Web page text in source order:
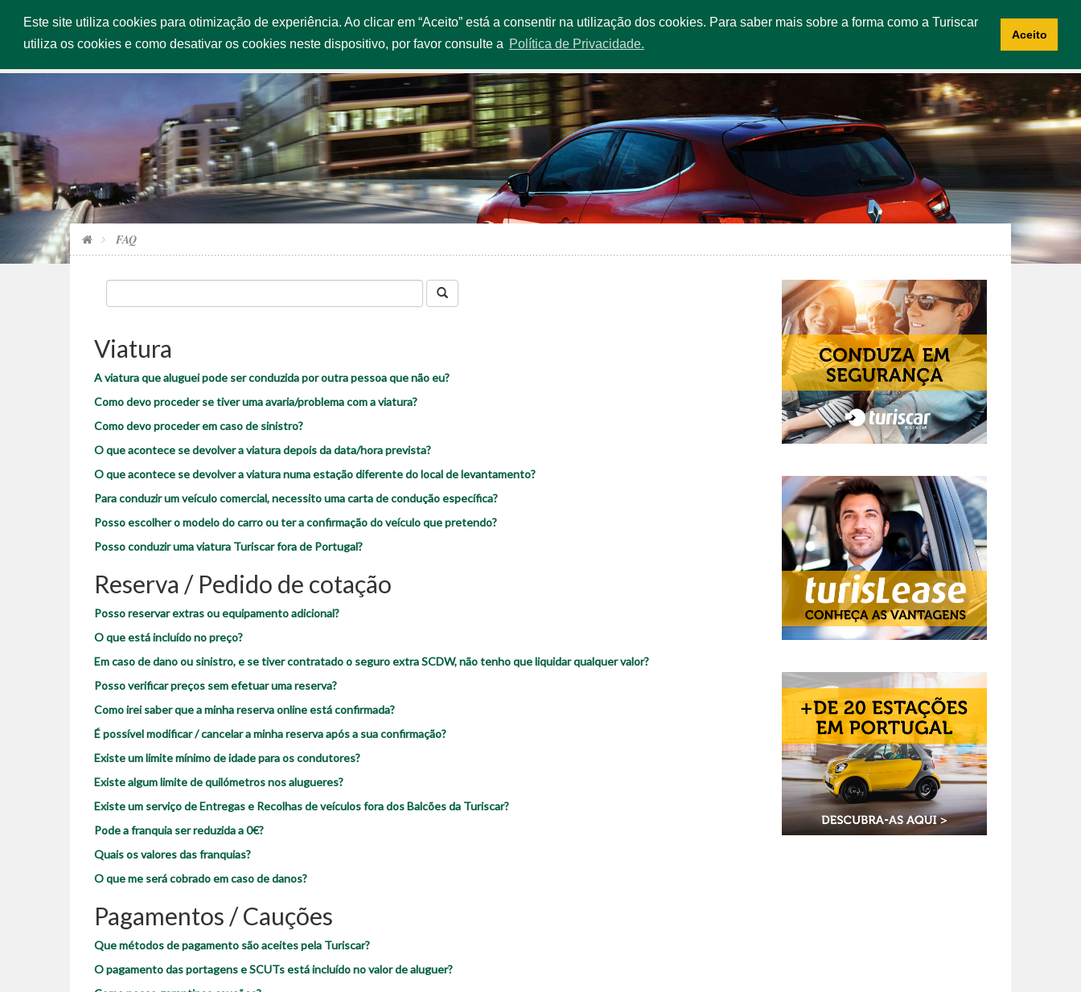
Este site utiliza cookies para otimização de experiência. Ao clicar em “Aceito” está a consentir na utilização dos cookies. Para saber mais sobre a forma como a Turiscar
utiliza os cookies e como desativar os cookies neste dispositivo, por favor consulte a Política de Privacidade.
Aceito
INÍCIO ESTAÇÕES
FAQ
Viatura
A viatura que aluguei pode ser conduzida por outra pessoa que não eu?
Como devo proceder se tiver uma avaria/problema com a viatura?
Como devo proceder em caso de sinistro?
O que acontece se devolver a viatura depois da data/hora prevista?
O que acontece se devolver a viatura numa estação diferente do local de levantamento?
Para conduzir um veículo comercial, necessito uma carta de condução específica?
Posso escolher o modelo do carro ou ter a confirmação do veículo que pretendo?
Posso conduzir uma viatura Turiscar fora de Portugal?
Reserva / Pedido de cotação
Posso reservar extras ou equipamento adicional?
O que está incluído no preço?
Em caso de dano ou sinistro, e se tiver contratado o seguro extra SCDW, não tenho que liquidar qualquer valor?
Posso verificar preços sem efetuar uma reserva?
Como irei saber que a minha reserva online está confirmada?
É possível modificar / cancelar a minha reserva após a sua confirmação?
Existe um limite mínimo de idade para os condutores?
Existe algum limite de quilómetros nos alugueres?
Existe um serviço de Entregas e Recolhas de veículos fora dos Balcões da Turiscar?
Pode a franquia ser reduzida a 0€?
Quais os valores das franquias?
O que me será cobrado em caso de danos?
Pagamentos / Cauções
Que métodos de pagamento são aceites pela Turiscar?
O pagamento das portagens e SCUTs está incluído no valor de aluguer?